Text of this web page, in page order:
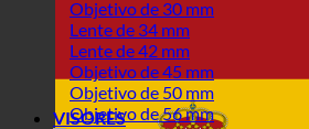
Objetivo de 30 mm
Lente de 34 mm
Lente de 42 mm
Objetivo de 45 mm
Objetivo de 50 mm
Objetivo de 56 mm
VISORES